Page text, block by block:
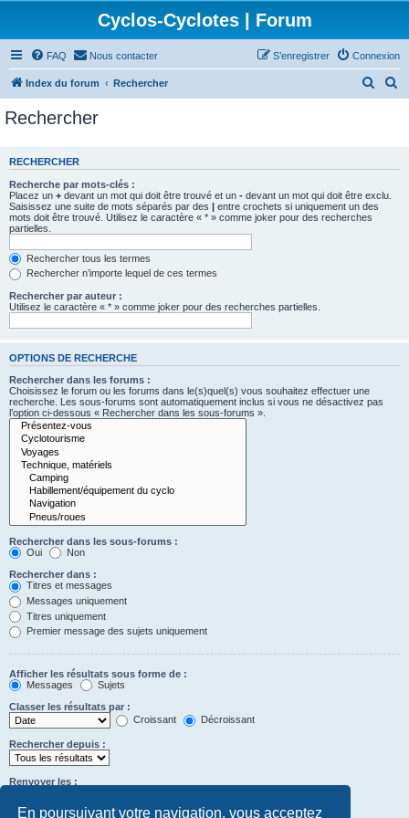
En poursuivant votre navigation, vous acceptez
Cyclos-Cyclotes | Forum
FAQ Nous contacter Connexion
S’enregistrer
Index du forum Rechercher
e
e
r
c
Rechercher
RECHERCHER
Recherche par mots-clés :
Placez un + devant un mot qui doit être trouvé et un - devant un mot qui doit être exclu.
Saisissez une suite de mots séparés par des | entre crochets si uniquement un des
mots doit être trouvé. Utilisez le caractère « * » comme joker pour des recherches
partielles.
Rechercher tous les termes
Rechercher n’importe lequel de ces termes
Rechercher par auteur :
Utilisez le caractère « * » comme joker pour des recherches partielles.
OPTIONS DE RECHERCHE
Rechercher dans les forums :
Choisissez le forum ou les forums dans le(s)quel(s) vous souhaitez effectuer une
recherche. Les sous-forums sont automatiquement inclus si vous ne désactivez pas
l’option ci-dessous « Rechercher dans les sous-forums ».
Rechercher dans les sous-forums :
Oui
Non
Rechercher dans :
Titres et messages
Messages uniquement
Titres uniquement
Premier message des sujets uniquement
Afficher les résultats sous forme de :
Messages
Sujets
Classer les résultats par :
Croissant
Décroissant
Rechercher depuis :
Renvoyer les :